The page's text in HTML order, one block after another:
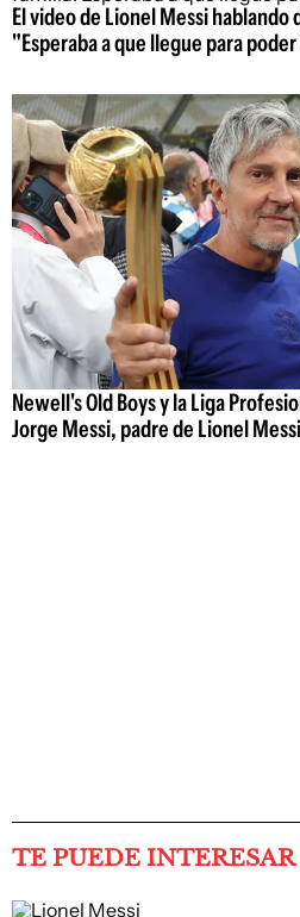
El video de Lionel Messi hablando
"Esperaba a que llegue para
Newell's Old Boys y la Liga
Jorge Messi, padre de Lionel Messi
TE PUEDE INTERESAR